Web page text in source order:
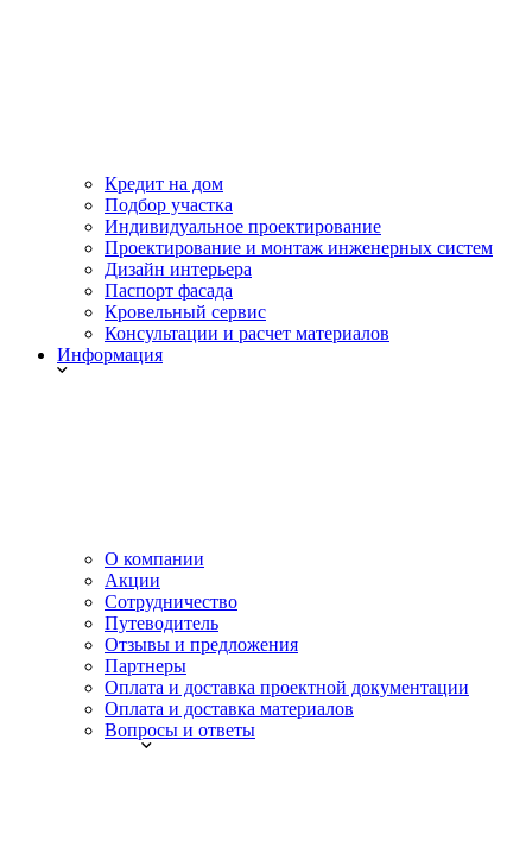
Кредит на дом
Подбор участка
Индивидуальное проектирование
Проектирование и монтаж инженерных систем
Дизайн интерьера
Паспорт фасада
Кровельный сервис
Консультации и расчет материалов
Информация
О компании
Акции
Сотрудничество
Путеводитель
Отзывы и предложения
Партнеры
Оплата и доставка проектной документации
Оплата и доставка материалов
Вопросы и ответы